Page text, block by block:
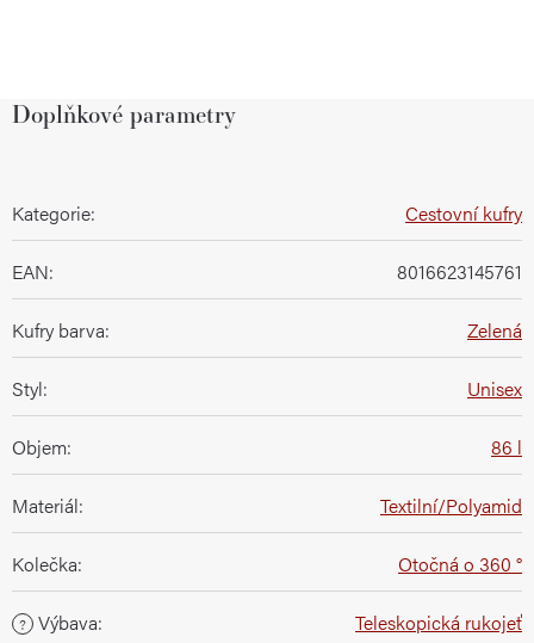
Doplňkové parametry
Kategorie: Cestovní kufry
EAN: 8016623145761
Kufry barva: Zelená
Styl: Unisex
Objem: 86 l
Materiál: Textilní/Polyamid
Kolečka: Otočná o 360 °
? Výbava: Teleskopická rukojeť